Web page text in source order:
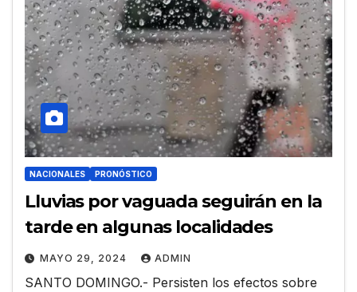
NACIONALES PRONÓSTICO
Lluvias por vaguada seguirán en la
tarde en algunas localidades
MAYO 29, 2024 ADMIN
SANTO DOMINGO.- Persisten los efectos sobre